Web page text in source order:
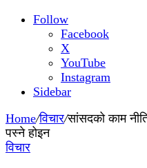
Follow
Facebook
X
YouTube
Instagram
Sidebar
Home/विचार/सांसदको काम
पस्ने होइन
विचार